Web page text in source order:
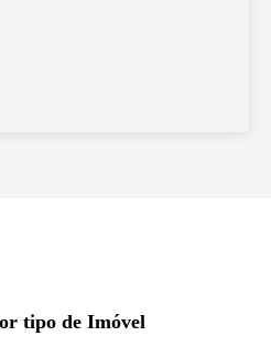
tipo de Imóvel